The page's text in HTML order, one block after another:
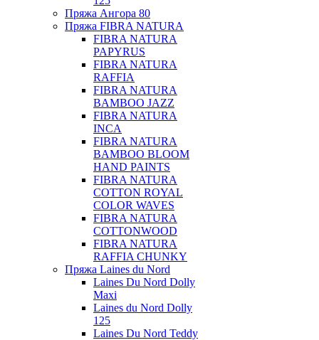
Пряжа Ангора 80
Пряжа FIBRA NATURA
FIBRA NATURA
PAPYRUS
FIBRA NATURA
RAFFIA
FIBRA NATURA
BAMBOO JAZZ
FIBRA NATURA
INCA
FIBRA NATURA
BAMBOO BLOOM
HAND PAINTS
FIBRA NATURA
COTTON ROYAL
COLOR WAVES
FIBRA NATURA
COTTONWOOD
FIBRA NATURA
RAFFIA CHUNKY
Пряжа Laines du Nord
Laines Du Nord Dolly
Maxi
Laines du Nord Dolly
125
Laines Du Nord Teddy